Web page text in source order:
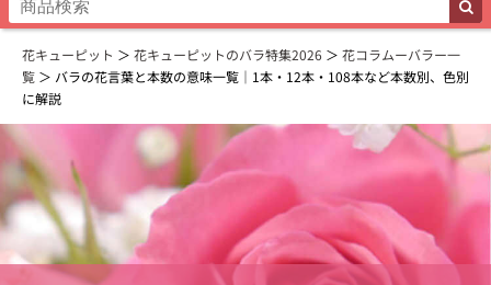
花キューピット 花キューピットのバラ特集2026
花コラムーバラー一
覧
バラの花言葉と本数の意味一覧｜1本・12本・108本など本数別、色別
に解説